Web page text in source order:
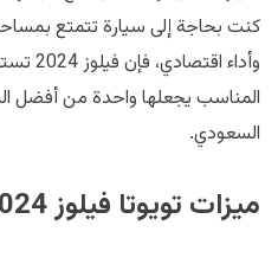
كنت بحاجة إلى سيارة تتمتع
وأداء
المناسب يجعلها واحدة من أفضل
السعودي.
ميزات تويوتا فيلوز 2024